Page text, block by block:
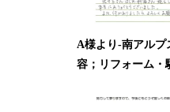
A様より-南アルプ
容；リフォーム・